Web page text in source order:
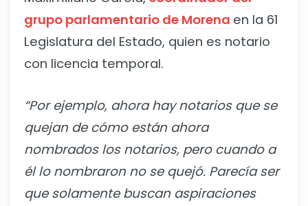
grupo parlamentario de Morena en la 61
Legislatura del Estado, quien es notario
con licencia temporal.
“Por ejemplo, ahora hay notarios que se
quejan de cómo están ahora
nombrados los notarios, pero cuando a
él lo nombraron no se quejó. Parecía ser
que solamente buscan aspiraciones